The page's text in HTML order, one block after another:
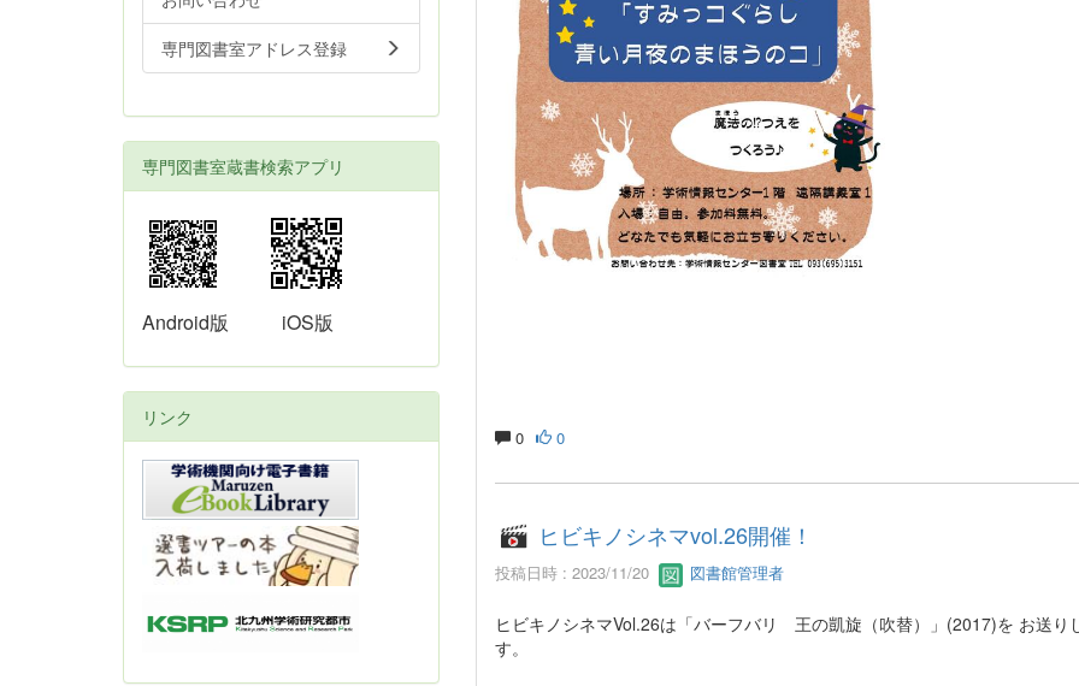
0 0
ヒビキノシネマvol.26開催！
投稿日時 : 2023/11/20 図書館管理者
ヒビキノシネマVol.26は「バーフバリ 王の凱旋（吹替）」(2017)を お送り
す。
専門図書室アドレス登録
専門図書室蔵書検索アプリ
Android版 iOS版
リンク